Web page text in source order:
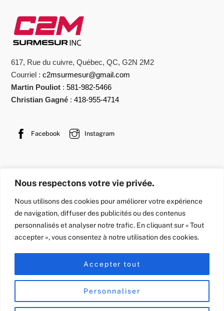
Nous respectons votre vie privée.
Nous utilisons des cookies pour améliorer votre expérience
de navigation, diffuser des publicités ou des contenus
personnalisés et analyser notre trafic. En cliquant sur « Tout
accepter », vous consentez à notre utilisation des cookies.
Personnaliser
Accepter tout
617, Rue du cuivre, Québec, QC, G2N 2M2
Courriel :c2msurmesur@gmail.com
Martin Pouliot :581-982-5466
Christian Gagné :418-955-4714
Facebook Instagram
Bureau de verre Cellier commercial
Cloison vitrée (commercial) Cloisons en verre
Division de verre Miroir commercial Porte de verre
Politique de confidentialité Conditions d’utilisation